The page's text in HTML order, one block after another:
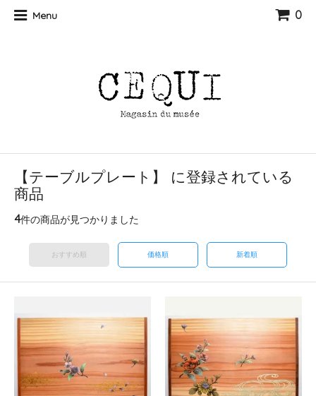
Menu 0
【テーブルプレート】 に登録されている
商品
4件の商品が見つかりました
おすすめ順 価格順 新着順